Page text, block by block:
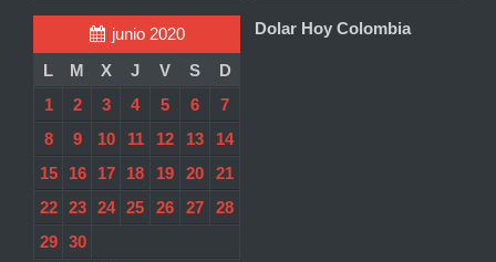
junio 2020
L
M X J V S
D
1
2 3 4 5 6
7
8
9 10 11 12 13
14
15
16 17 18 19 20
21
22
23 24 25 26 27
28
29
30
Dolar Hoy Colombia